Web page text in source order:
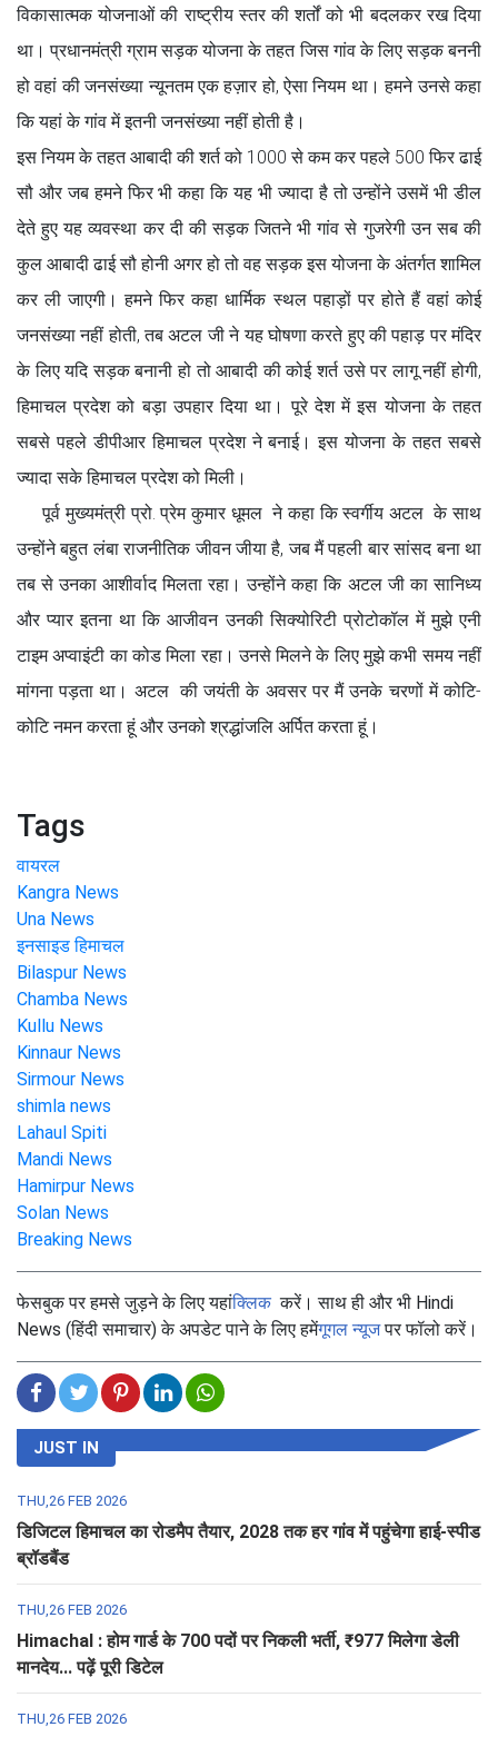
विकासात्मक योजनाओं की राष्ट्रीय स्तर की शर्तों को भी बदलकर रख दिया
था। प्रधानमंत्री ग्राम सड़क योजना के तहत जिस गांव के लिए सड़क बननी
हो वहां की जनसंख्या न्यूनतम एक हज़ार हो, ऐसा नियम था। हमने उनसे कहा
कि यहां के गांव में इतनी जनसंख्या नहीं होती है।
इस नियम के तहत आबादी की शर्त को 1000 से कम कर पहले 500 फिर ढाई
सौ और जब हमने फिर भी कहा कि यह भी ज्यादा है तो उन्होंने उसमें भी डील
देते हुए यह व्यवस्था कर दी की सड़क जितने भी गांव से गुजरेगी उन सब की
कुल आबादी ढाई सौ होनी अगर हो तो वह सड़क इस योजना के अंतर्गत शामिल
कर ली जाएगी। हमने फिर कहा धार्मिक स्थल पहाड़ों पर होते हैं वहां कोई
जनसंख्या नहीं होती, तब अटल जी ने यह घोषणा करते हुए की पहाड़ पर मंदिर
के लिए यदि सड़क बनानी हो तो आबादी की कोई शर्त उसे पर लागू नहीं होगी,
हिमाचल प्रदेश को बड़ा उपहार दिया था। पूरे देश में इस योजना के तहत
सबसे पहले डीपीआर हिमाचल प्रदेश ने बनाई। इस योजना के तहत सबसे
ज्यादा सके हिमाचल प्रदेश को मिली।
पूर्व मुख्यमंत्री प्रो. प्रेम कुमार धूमल ने कहा कि स्वर्गीय अटल के साथ
उन्होंने बहुत लंबा राजनीतिक जीवन जीया है, जब मैं पहली बार सांसद बना था
तब से उनका आशीर्वाद मिलता रहा। उन्होंने कहा कि अटल जी का सानिध्य
और प्यार इतना था कि आजीवन उनकी सिक्योरिटी प्रोटोकॉल में मुझे एनी
टाइम अप्वाइंटी का कोड मिला रहा। उनसे मिलने के लिए मुझे कभी समय नहीं
मांगना पड़ता था। अटल की जयंती के अवसर पर मैं उनके चरणों में कोटि-
कोटि नमन करता हूं और उनको श्रद्धांजलि अर्पित करता हूं।
Tags
वायरल
Kangra News
Una News
इनसाइड हिमाचल
Bilaspur News
Chamba News
Kullu News
Kinnaur News
Sirmour News
shimla news
Lahaul Spiti
Mandi News
Hamirpur News
Solan News
Breaking News
फेसबुक पर हमसे जुड़ने के लिए यहांक्लिककरें। साथ ही और भी Hindi
News (हिंदी समाचार) के अपडेट पाने के लिए हमेंगूगल न्यूजपर फॉलो करें।
JUST IN
THU,26 FEB 2026
डिजिटल हिमाचल का रोडमैप तैयार, 2028 तक हर गांव में पहुंचेगा हाई-स्पीड
ब्रॉडबैंड
THU,26 FEB 2026
Himachal : होम गार्ड के 700 पदों पर निकली भर्ती, ₹977 मिलेगा डेली
मानदेय... पढ़ें पूरी डिटेल
THU,26 FEB 2026